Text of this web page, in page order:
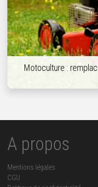
Motoculture :
A propos
Mentions légales
CGU